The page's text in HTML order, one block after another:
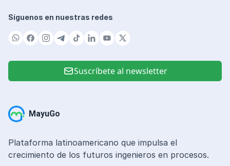
Síguenos en nuestras redes
Suscríbete al newsletter
MayuGo
Plataforma latinoamericano que impulsa el
crecimiento de los futuros ingenieros en procesos.